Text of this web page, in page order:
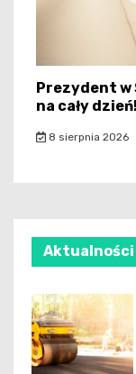
Prezydent
na cały dzień!
8 sierpnia 2026
Aktualności